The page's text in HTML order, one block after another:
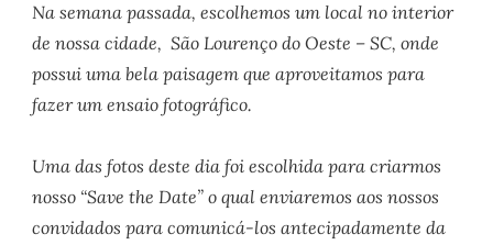
Na semana passada, escolhemos um local no interior
de nossa cidade, São Lourenço do Oeste – SC, onde
possui uma bela paisagem que aproveitamos para
fazer um ensaio fotográfico.
Uma das fotos deste dia foi escolhida para criarmos
nosso “Save the Date” o qual enviaremos aos nossos
convidados para comunicá-los antecipadamente da